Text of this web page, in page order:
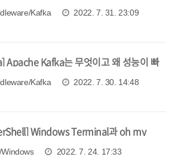
Kafka 2022. 7. 31. 23:09
Apache Kafka는 무엇이고 왜 성능이 빠
Kafka 2022. 7. 30. 14:48
Windows Terminal과 oh my
Powershell을 더 이쁘게 사용하기
Windows 2022. 7. 24. 17:33